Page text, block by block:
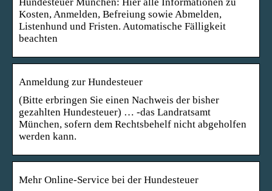
Kosten, Anmelden, Befreiung sowie Abmelden,
Listenhund und Fristen. Automatische Fälligkeit
beachten
Anmeldung zur Hundesteuer
(Bitte erbringen Sie einen Nachweis der bisher
gezahlten Hundesteuer) … -das Landratsamt
München, sofern dem Rechtsbehelf nicht abgeholfen
werden kann.
Mehr Online-Service bei der Hundesteuer